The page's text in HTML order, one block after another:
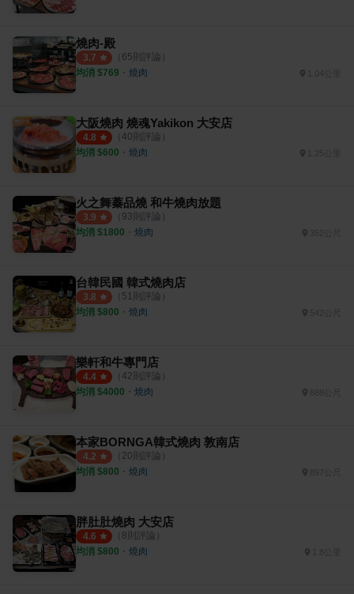
燒肉-殿
3.7 （ 65則評論）
均消 $769 ・ 燒肉 1.04公里
大阪燒肉 燒魂Yakikon 大安店
4.8 （ 40則評論）
均消 $600 ・ 燒肉 1.25公里
火之舞蓁品燒 和牛燒肉放題
3.9 （ 93則評論）
均消 $1800 ・ 燒肉 352公尺
台韓民國 韓式燒肉店
3.8 （ 51則評論）
均消 $800 ・ 燒肉 542公尺
樂軒和牛專門店
4.4 （ 42則評論）
均消 $4000 ・ 燒肉
本家BORNGA韓式燒肉 敦南店
4.2 （ 20則評論）
均消 $800 ・ 燒肉
胖肚肚燒肉 大安店
4.6 （ 8則評論）
均消 $800 ・ 燒肉